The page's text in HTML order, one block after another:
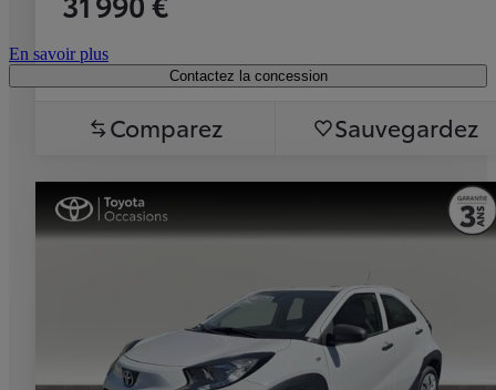
En savoir plus
Contactez la concession
Comparez Sauvegardez